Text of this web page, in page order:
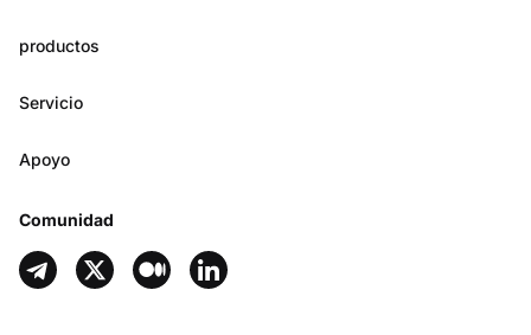
productos
Servicio
Apoyo
Comunidad